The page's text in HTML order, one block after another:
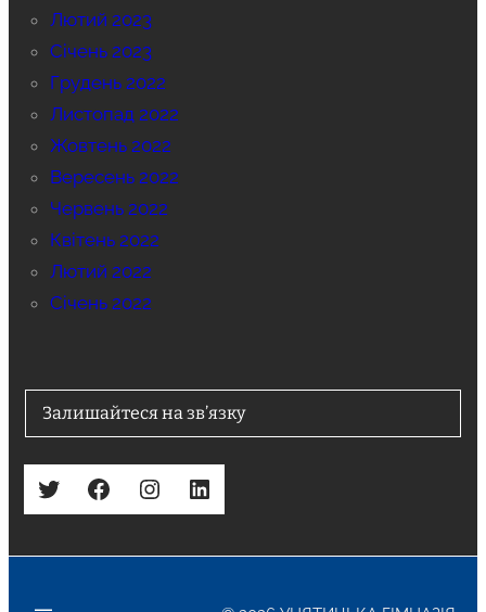
Лютий 2023
Січень 2023
Грудень 2022
Листопад 2022
Жовтень 2022
Вересень 2022
Червень 2022
Квітень 2022
Лютий 2022
Січень 2022
Залишайтеся на зв’язку
Twitter Facebook Instagram LinkedIn